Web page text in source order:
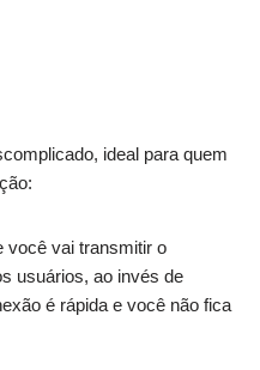
ideal para quem
você vai transmitir o
usuários, ao invés de
é rápida e você não fica